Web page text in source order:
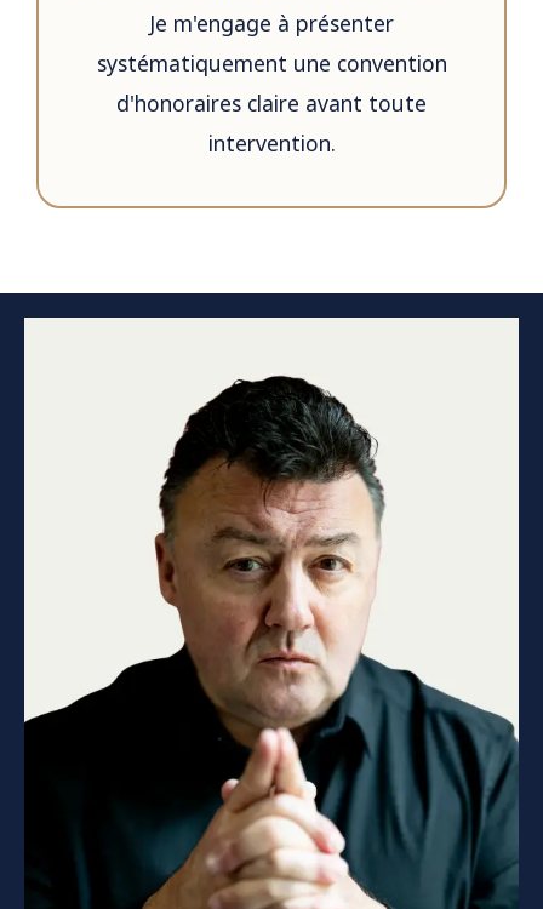
Je m'engage à présenter
systématiquement une convention
d'honoraires claire avant toute
intervention.